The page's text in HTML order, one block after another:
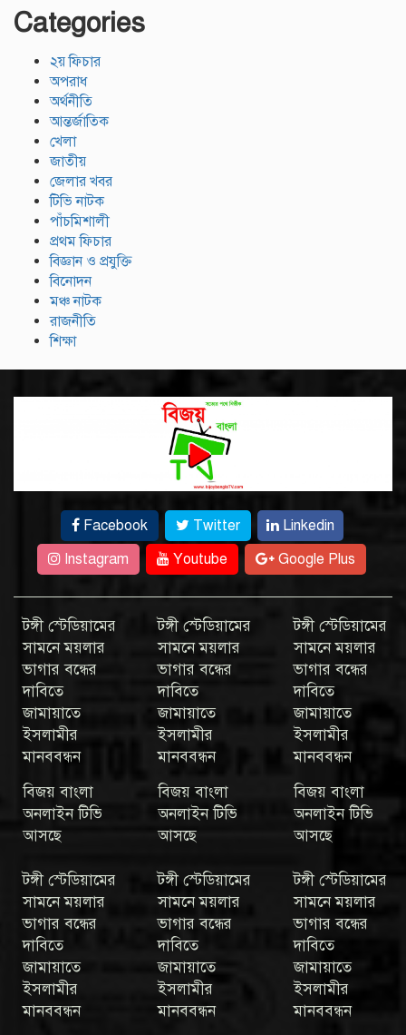
Categories
২য় ফিচার
অপরাধ
অর্থনীতি
আন্তর্জাতিক
খেলা
জাতীয়
জেলার খবর
টিভি নাটক
পাঁচমিশালী
প্রথম ফিচার
বিজ্ঞান ও প্রযুক্তি
বিনোদন
মঞ্চ নাটক
রাজনীতি
শিক্ষা
Facebook Twitter
Linkedin
Instagram
Youtube Google Plus
টঙ্গী স্টেডিয়ামের
সামনে ময়লার
ভাগার বন্ধের
দাবিতে
জামায়াতে
ইসলামীর
মানববন্ধন
বিজয় বাংলা
অনলাইন টিভি
আসছে
টঙ্গী স্টেডিয়ামের
সামনে ময়লার
ভাগার বন্ধের
দাবিতে
জামায়াতে
ইসলামীর
মানববন্ধন
বিজয় বাংলা
অনলাইন টিভি
আসছে
টঙ্গী স্টেডিয়ামের
সামনে ময়লার
ভাগার বন্ধের
দাবিতে
জামায়াতে
ইসলামীর
মানববন্ধন
বিজয় বাংলা
অনলাইন টিভি
আসছে
টঙ্গী স্টেডিয়ামের
সামনে ময়লার
ভাগার বন্ধের
দাবিতে
জামায়াতে
ইসলামীর
মানববন্ধন
টঙ্গী স্টেডিয়ামের
সামনে ময়লার
ভাগার বন্ধের
দাবিতে
জামায়াতে
ইসলামীর
মানববন্ধন
টঙ্গী স্টেডিয়ামের
সামনে ময়লার
ভাগার বন্ধের
দাবিতে
জামায়াতে
ইসলামীর
মানববন্ধন